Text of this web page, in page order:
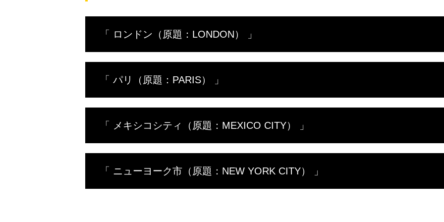
「 ロンドン（原題：LONDON） 」
で、その内容は盛りだくさん。ビッグ・ベンの大時計が時を刻む仕組みを学び、一味違
シャードの頂上へ登る。キュー・ガーデンを散策し、シーンを盛り上げるパフォーマー
ーンにも飛び込んでいく。歴史と現代が交錯する街の魅力を解き明かす。
「 パリ（原題：PARIS） 」
の丘まで。地元ならではのグルメを堪能し、フランスの伝統を守る職人たちと出会う。
を発見し、ムーラン・ルージュの舞台裏にも潜入。「光の都」に命を吹き込む地元の人
す。
「 メキシコシティ（原題：MEXICO CITY） 」
で、忘れられない体験が満載。在来種のトウモロコシがタコスをいかに変貌させるかを
チミルコの古代の水路を船で進む。そして、幻想的な生き物が登場する活気あふれる民
「 ニューヨーク市（原題：NEW YORK CITY） 」